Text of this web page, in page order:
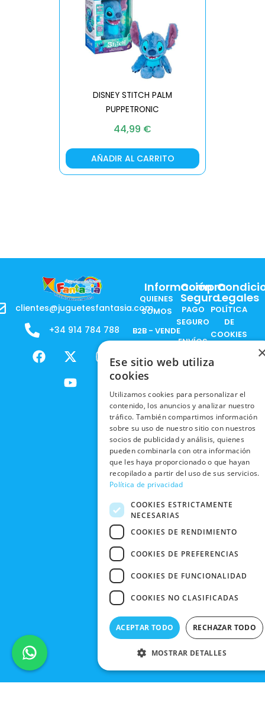
DISNEY STITCH PALM
PUPPETRONIC
44,99 €
AÑADIR AL CARRITO
clientes@juguetesfantasia.com
+34 914 784 788
F
a
X
-
t
w
I
m
Y
o
u
t
Información
QUIENES
SOMOS
B2B - VENDE
NUESTOS
PRODUCTOS
RESPONSABILIDAD
TRABAJA
CON
NOSOTROS
NUESTRAS
TIENDAS
BLACK
CONTACTO
Compra
Segura
PAGO
SEGURO
ENVÍOS
RECOGIDA
EN TIENDA
DEVOLUCIONES
Y CAMBIOS
CANCELAR
PEDIDO
Legales
POLÍTICA
DE
COOKIES
EN RRSS
POLÍTICA DE
PRIVACIDAD
CONDICIONES
DE COMPRA
Ese sitio web utiliza
cookies
Utilizamos cookies para personalizar el
contenido, los anuncios y analizar nuestro
tráfico. También compartimos información
sobre su uso de nuestro sitio con nuestros
socios de publicidad y análisis, quienes
pueden combinarla con otra información
que les haya proporcionado o que hayan
recopilado a partir del uso de sus servicios.
Política de privacidad
COOKIES ESTRICTAMENTE
NECESARIAS
COOKIES DE RENDIMIENTO
COOKIES DE PREFERENCIAS
COOKIES DE FUNCIONALIDAD
COOKIES NO CLASIFICADAS
ACEPTAR TODO RECHAZAR TODO
MOSTRAR DETALLES